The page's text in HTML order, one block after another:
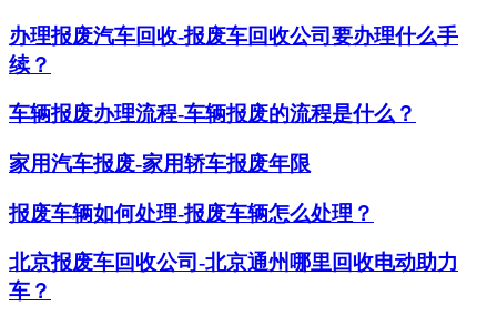
办理报废汽车回收-报废车回收公司要办理什么手
续？
车辆报废办理流程-车辆报废的流程是什么？
家用汽车报废-家用轿车报废年限
报废车辆如何处理-报废车辆怎么处理？
北京报废车回收公司-北京通州哪里回收电动助力
车？